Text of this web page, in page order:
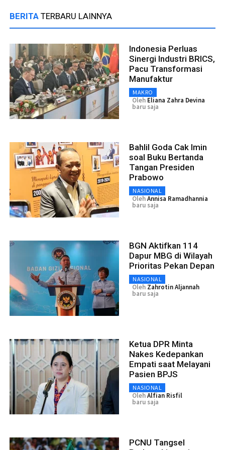
BERITA TERBARU LAINNYA
Indonesia Perluas
Sinergi Industri BRICS,
Pacu Transformasi
Manufaktur
MAKRO
Oleh Eliana Zahra Devina
baru saja
Bahlil Goda Cak Imin
soal Buku Bertanda
Tangan Presiden
Prabowo
NASIONAL
OlehAnnisa Ramadhannia
baru saja
BGN Aktifkan 114
Dapur MBG di Wilayah
Prioritas Pekan Depan
NASIONAL
Oleh Zahrotin Aljannah
baru saja
Ketua DPR Minta
Nakes Kedepankan
Empati saat Melayani
Pasien BPJS
NASIONAL
OlehAlfian Risfil
baru saja
PCNU Tangsel